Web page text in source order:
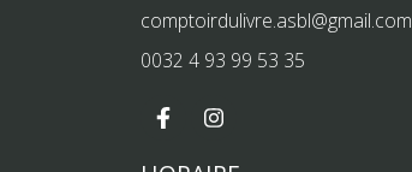
comptoirdulivre.asbl@gmail.com
0032 4 93 99 53 35